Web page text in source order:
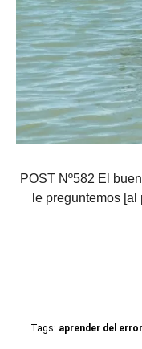
POST Nº582 El
le preguntemos
Tags: aprender del